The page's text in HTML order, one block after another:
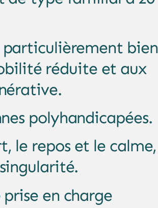
bien
réduite et aux
polyhandicapées.
le repos et le calme,
en charge